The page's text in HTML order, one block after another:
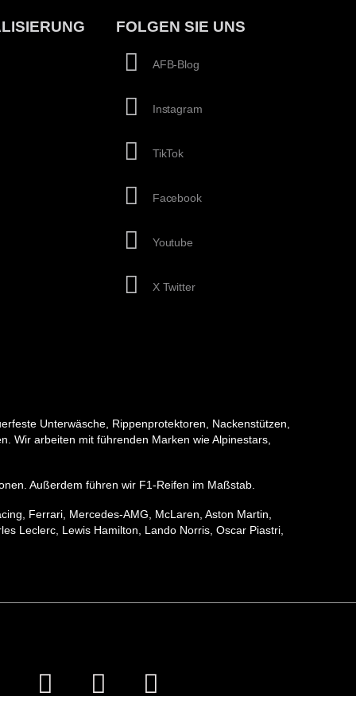
FOLGEN SIE UNS
AFB-Blog
Instagram
TikTok
Facebook
Youtube
X Twitter
Unterwäsche, Rippenprotektoren, Nackenstützen,
Wir arbeiten mit führenden Marken wie Alpinestars,
Außerdem führen wir F1-Reifen im Maßstab.
Ferrari, Mercedes-AMG, McLaren, Aston Martin,
Leclerc, Lewis Hamilton, Lando Norris, Oscar Piastri,